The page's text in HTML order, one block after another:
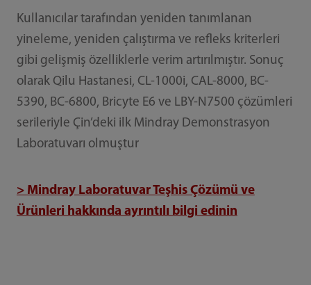
Kullanıcılar tarafından yeniden tanımlanan
yineleme, yeniden çalıştırma ve refleks kriterleri
gibi gelişmiş özelliklerle verim artırılmıştır. Sonuç
olarak Qilu Hastanesi, CL-1000i, CAL-8000, BC-
5390, BC-6800, Bricyte E6 ve LBY-N7500 çözümleri
serileriyle Çin’deki ilk Mindray Demonstrasyon
Laboratuvarı olmuştur
> Mindray Laboratuvar Teşhis Çözümü ve
Ürünleri hakkında ayrıntılı bilgi edinin